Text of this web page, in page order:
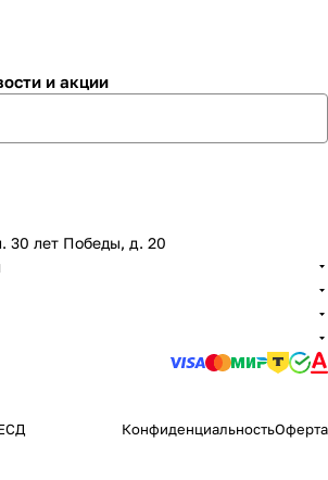
и акции
30 лет Победы, д. 20
КонфиденциальностьОферта